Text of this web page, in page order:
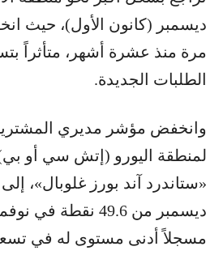
ديسمبر (كانون الأول)، حيث
مرة منذ عشرة أشهر، متأثراً
الطلبات الجديدة.
وانخفض مؤشر مديري
لمنطقة اليورو (إتش سي أو
ديسمبر من 49.6
مسجلاً أدنى مستوى له في